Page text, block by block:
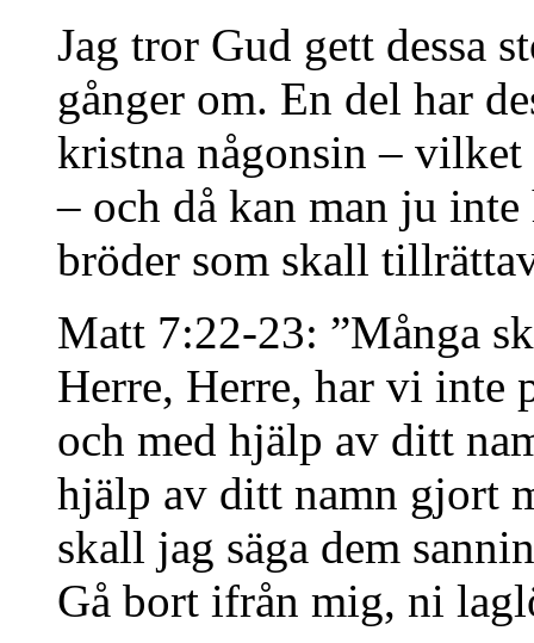
Jag tror Gud gett dessa
gånger om. En del har
kristna någonsin – vilket
– och då kan man ju inte
bröder som skall
Matt 7:22-23: ”Många
Herre, Herre, har vi inte
och med hjälp av ditt
hjälp av ditt namn gjort
skall jag säga dem
Gå bort ifrån mig, ni